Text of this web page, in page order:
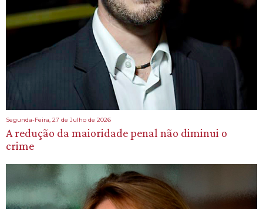
Segunda-Feira, 27 de Julho de 2026
A redução da maioridade penal não diminui o
crime